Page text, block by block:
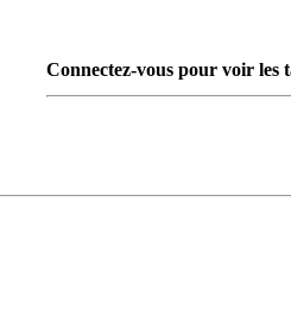
Connectez-vous pour voir les